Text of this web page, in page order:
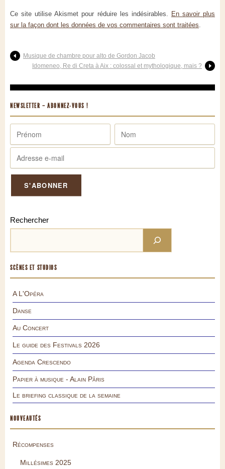
Ce site utilise Akismet pour réduire les indésirables. En savoir plus
sur la façon dont les données de vos commentaires sont traitées
Musique de chambre pour alto de Gordon Jacob
Idomeneo, Re di Creta à Aix : colossal et mythologique, mais ?
NEWSLETTER – ABONNEZ-VOUS !
Rechercher
SCÈNES ET STUDIOS
A L'Opéra
Danse
Au Concert
Le guide des Festivals 2026
Agenda Crescendo
Papier à musique - Alain Pâris
Le briefing classique de la semaine
NOUVEAUTÉS
Récompenses
Millésimes 2025